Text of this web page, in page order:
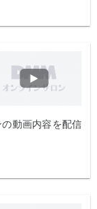
動画内容を配信